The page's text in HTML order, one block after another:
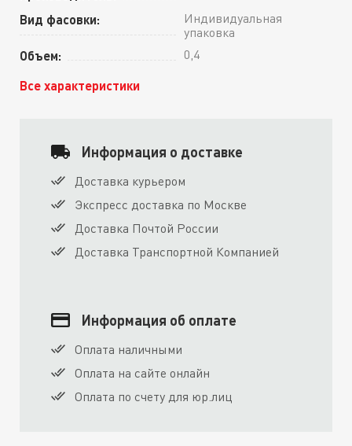
Вид фасовки:
Индивидуальная
упаковка
Объем: 0,4
Все характеристики
Информация о доставке
Доставка курьером
Экспресс доставка по Москве
Доставка Почтой России
Доставка Транспортной Компанией
Информация об оплате
Оплата наличными
Оплата на сайте онлайн
Оплата по счету для юр.лиц